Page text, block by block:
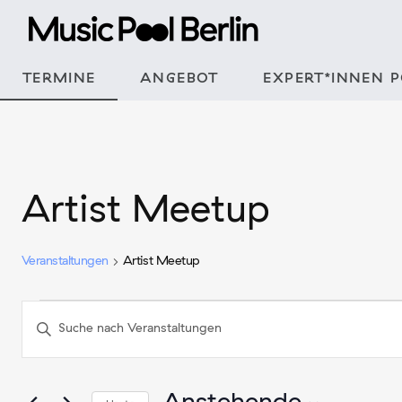
Inhalt
TERMINE ANGEBOT EXPERT*INNEN
Artist Meetup
Veranstaltungen Artist Meetup
Veranstaltungen
Veranstaltungen
Suche
Bitte
Suche